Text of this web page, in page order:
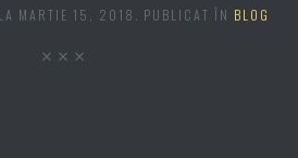
LA MARTIE 15, 2018 . PUBLICAT ÎN BLOG